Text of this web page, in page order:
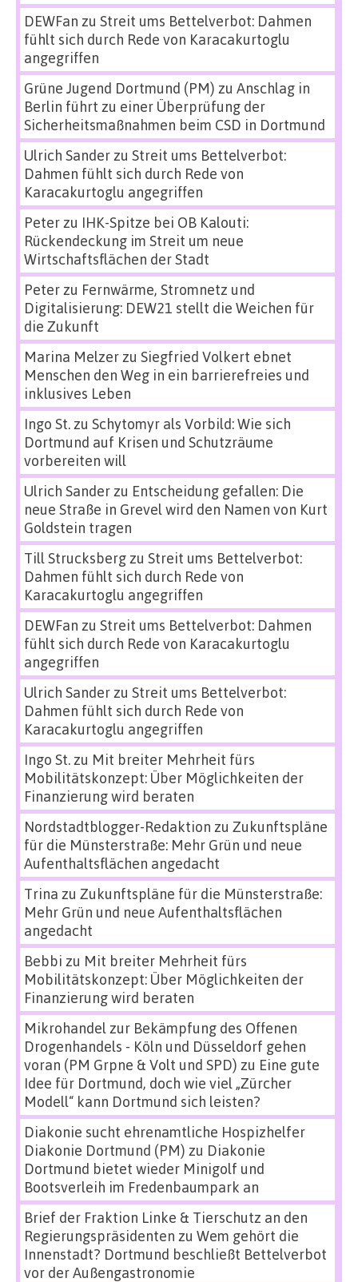
DEWFan zu Streit ums Bettelverbot: Dahmen
fühlt sich durch Rede von Karacakurtoglu
angegriffen
Grüne Jugend Dortmund (PM) zu Anschlag in
Berlin führt zu einer Überprüfung der
Sicherheitsmaßnahmen beim CSD in Dortmund
Ulrich Sanderzu Streit ums Bettelverbot:
Dahmen fühlt sich durch Rede von
Karacakurtoglu angegriffen
Peterzu IHK-Spitze bei OB Kalouti:
Rückendeckung im Streit um neue
Wirtschaftsflächen der Stadt
Peterzu Fernwärme, Stromnetz und
Digitalisierung: DEW21 stellt die Weichen für
die Zukunft
Marina Melzerzu Siegfried Volkert ebnet
Menschen den Weg in ein barrierefreies und
inklusives Leben
Ingo St.zu Schytomyr als Vorbild: Wie sich
Dortmund auf Krisen und Schutzräume
vorbereiten will
Ulrich Sanderzu Entscheidung gefallen: Die
neue Straße in Grevel wird den Namen von Kurt
Goldstein tragen
Till Strucksbergzu Streit ums Bettelverbot:
Dahmen fühlt sich durch Rede von
Karacakurtoglu angegriffen
DEWFan zu Streit ums Bettelverbot: Dahmen
fühlt sich durch Rede von Karacakurtoglu
angegriffen
Ulrich Sanderzu Streit ums Bettelverbot:
Dahmen fühlt sich durch Rede von
Karacakurtoglu angegriffen
Ingo St.zu Mit breiter Mehrheit fürs
Mobilitätskonzept: Über Möglichkeiten der
Finanzierung wird beraten
Nordstadtblogger-Redaktion zu Zukunftspläne
für die Münsterstraße: Mehr Grün und neue
Aufenthaltsflächen angedacht
Trina zu Zukunftspläne für die Münsterstraße:
Mehr Grün und neue Aufenthaltsflächen
angedacht
Bebbi zu Mit breiter Mehrheit fürs
Mobilitätskonzept: Über Möglichkeiten der
Finanzierung wird beraten
Mikrohandel zur Bekämpfung des Offenen
Drogenhandels - Köln und Düsseldorf gehen
voran (PM Grpne & Volt und SPD) zu Eine gute
Idee für Dortmund, doch wie viel „Zürcher
Modell“ kann Dortmund sich leisten?
Diakonie sucht ehrenamtliche Hospizhelfer
Diakonie Dortmund (PM) zu Diakonie
Dortmund bietet wieder Minigolf und
Bootsverleih im Fredenbaumpark an
Brief der Fraktion Linke & Tierschutz an den
Regierungspräsidenten zu Wem gehört die
Innenstadt? Dortmund beschließt Bettelverbot
vor der Außengastronomie